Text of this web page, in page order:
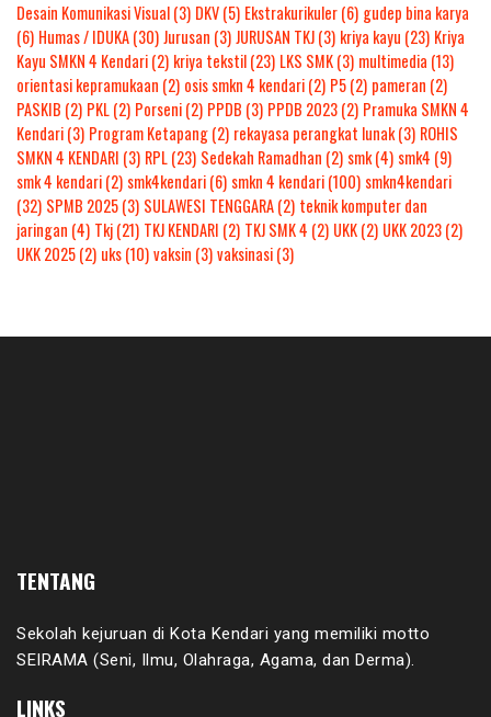
Desain Komunikasi Visual(3) DKV(5) Ekstrakurikuler(6) gudep bina karya
(6) Humas / IDUKA(30)Jurusan (3)JURUSAN TKJ(3) kriya kayu (23) Kriya
Kayu SMKN 4 Kendari(2) kriya tekstil(23) LKS SMK(3) multimedia (13)
orientasi kepramukaan (2) osis smkn 4 kendari(2) P5(2) pameran (2)
PASKIB (2) PKL(2) Porseni(2) PPDB (3) PPDB 2023(2) Pramuka SMKN 4
Kendari(3) Program Ketapang(2) rekayasa perangkat lunak(3) ROHIS
SMKN 4 KENDARI (3) RPL(23) Sedekah Ramadhan (2) smk(4) smk4 (9)
smk 4 kendari(2) smk4kendari(6) smkn 4 kendari(100) smkn4kendari
(32) SPMB 2025(3) SULAWESI TENGGARA(2) teknik komputer dan
jaringan (4) Tkj(21) TKJ KENDARI (2) TKJ SMK 4 (2) UKK(2) UKK 2023(2)
UKK 2025(2) uks(10)vaksin (3)vaksinasi(3)
TENTANG
Sekolah kejuruan di Kota Kendari yang memiliki motto
SEIRAMA (Seni, Ilmu, Olahraga, Agama, dan Derma).
LINKS